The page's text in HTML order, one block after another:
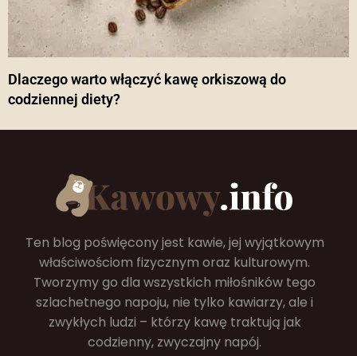
Dlaczego warto włączyć kawę orkiszową do
codziennej diety?
Ten blog poświęcony jest kawie, jej wyjątkowym
właściwościom fizycznym oraz kulturowym.
Tworzymy go dla wszystkich miłośników tego
szlachetnego napoju, nie tylko kawiarzy, ale i
zwykłych ludzi – którzy kawę traktują jak
codzienny, zwyczajny napój.